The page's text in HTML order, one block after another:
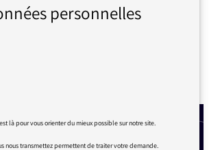
personnelles
là pour vous orienter du mieux possible sur notre site.
nous transmettez permettent de traiter votre demande.